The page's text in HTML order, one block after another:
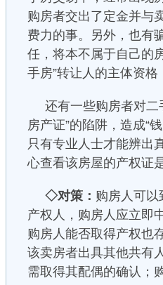
购房者交出了定金并与
费力的事。另外，也有
任，将本不属于自己的
手房”转让人的主体资
还有一些购房者对二
房产证”的陷阱，造成“
只有专业人士才能辨出
心查看该房屋的产权证
◇对策： 购房人可
产权人，购房人应立即
购房人能否取得产权也
该卖房者出具其他共有
需取得其配偶的确认；